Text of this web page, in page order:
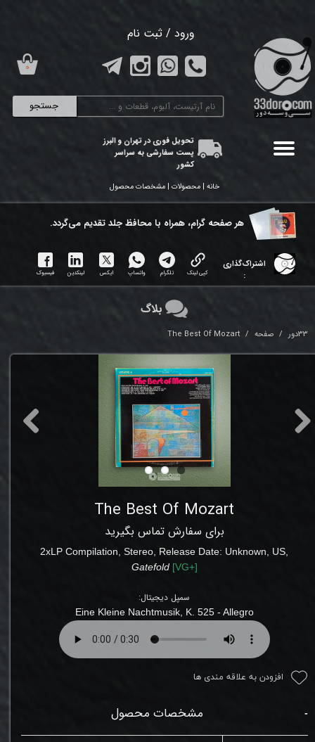
جستجو
ورود / ثبت نام
تغییر گذر واژه
سفارشات
تحویل فوری در تهران و البرز
پست سفارشی به سراسر
کشور
۰
خانه | محصولات | مشخصات محصول
هر ​صفحه گرام، همراه با محافظ جلد تقدیم می‌گردد.
اشتراک‌گذاری
:
کپی لینک تلگرام واتساپ ایکس لینکدین فیسبوک
33دور صفحه The Best Of Mozart
The Best Of Mozart
برای سفارش تماس بگیرید
2xLP Compilation ,Stereo, Release Date: Unknown
US,
Gatefold [VG+]
سمپل دیجیتال:
Eine Kleine Nachtmusik, K. 525 - Allegro
افزودن به علاقه مندی ها
مشخصات محصول
بلاگ